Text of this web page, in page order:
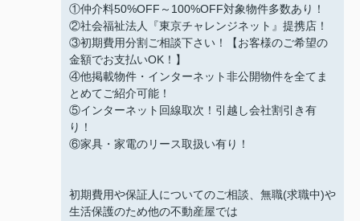
①仲介料50%OFF～100%OFF対象物件多数あり！
②社会福祉法人『東京チャレンジネット』提携店！
③初期費用分割ご相談下さい！【お客様のご希望の
金額でお支払いOK！】
④他掲載物件・インターネット非公開物件を全てま
とめてご紹介可能！
⑤インターネット回線取次！引越し会社割引き有
り！
⑥家具・家電のリース取扱い有り！
初期費用や保証人についてのご相談、無職(求職中)や
生活保護のため他の不動産屋では